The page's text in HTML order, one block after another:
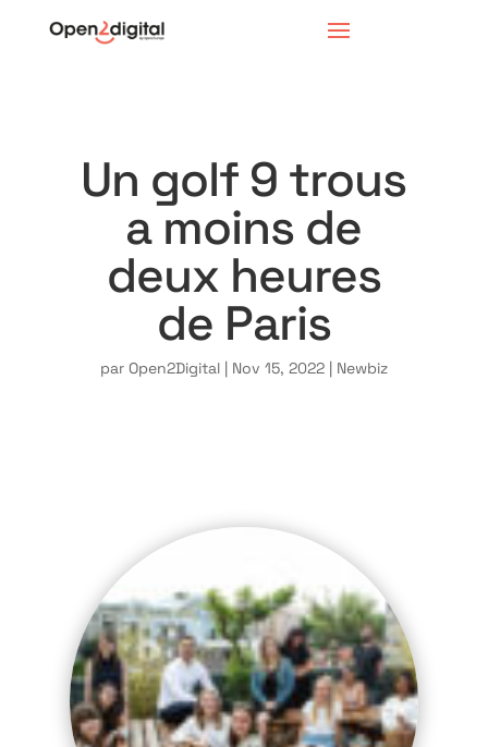
Un golf 9 trous
a moins de
deux heures
de Paris
par Open2Digital| Nov 15, 2022| Newbiz